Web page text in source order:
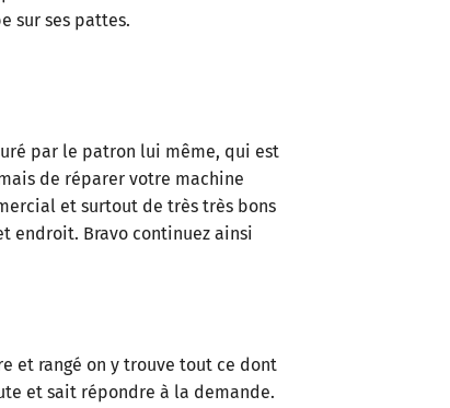
sur ses pattes.
par le patron lui même, qui est
de réparer votre machine
et surtout de très très bons
endroit. Bravo continuez ainsi
et rangé on y trouve tout ce dont
et sait répondre à la demande.